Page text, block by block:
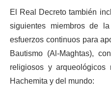
El Real Decreto también
siguientes miembros de
esfuerzos continuos para
Bautismo (Al-Maghtas),
religiosos y
Hachemita y del mundo: